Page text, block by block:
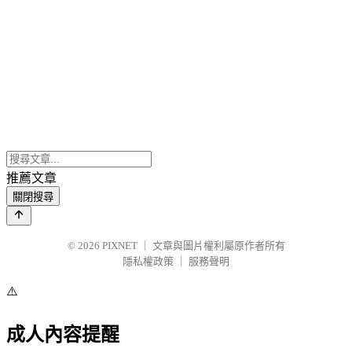
推薦文章
關閉搜尋
© 2026 PIXNET
文章與圖片權利屬原作者所有
隱私權政策
服務聲明
⚠️
成人內容提醒